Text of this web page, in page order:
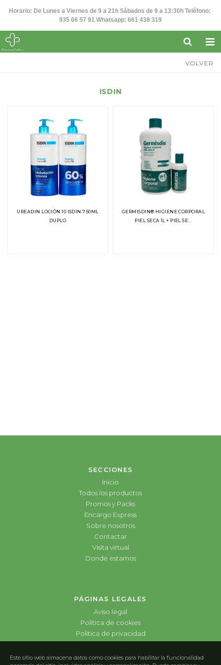
Horario: De Lunes a Viernes de 9 a 21h Sábados de 9 a 13:30h Teléfono:
935 66 57 91 Whatsapp: 661 438 319
VOLVER
ISDIN
UREADIN LOCIÓN 10 ISDIN 750ML
DUPLO
GERMISDIN® HIGIENE CORPORAL
PIEL SECA 1L + PIEL SE...
SECCIONES
Inicio
Todos los productos
Promos y Packs
Encargo Express
Sobre nosotros
Contactar
Visita virtual
Donde estamos
PÁGINAS LEGALES
Aviso legal
Política de cookies
Política de privacidad
Este sitio web almacena datos como cookies para habilitar la funcionalidad